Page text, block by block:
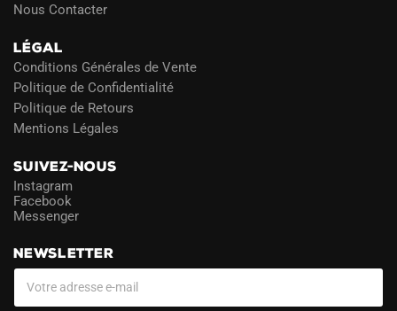
Nous Contacter
LÉGAL
Conditions Générales de Vente
Politique de Confidentialité
Politique de Retours
Mentions Légales
SUIVEZ-NOUS
Instagram
Facebook
Messenger
NEWSLETTER